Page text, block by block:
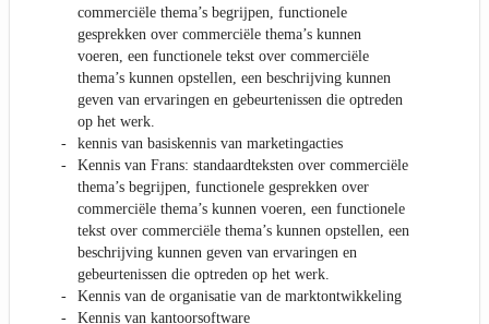
commerciële thema’s begrijpen, functionele
gesprekken over commerciële thema’s kunnen
voeren, een functionele tekst over commerciële
thema’s kunnen opstellen, een beschrijving kunnen
geven van ervaringen en gebeurtenissen die optreden
op het werk.
kennis van basiskennis van marketingacties
Kennis van Frans: standaardteksten over commerciële
thema’s begrijpen, functionele gesprekken over
commerciële thema’s kunnen voeren, een functionele
tekst over commerciële thema’s kunnen opstellen, een
beschrijving kunnen geven van ervaringen en
gebeurtenissen die optreden op het werk.
Kennis van de organisatie van de marktontwikkeling
Kennis van kantoorsoftware